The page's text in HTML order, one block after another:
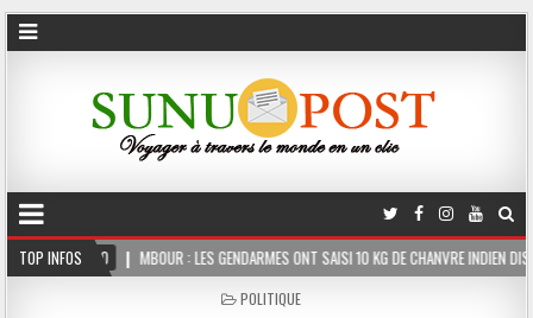
TOP INFOS
: LES GENDARMES ONT SAISI 10 KG DE CHANVRE INDIEN DISSIMULÉS DANS LE COFFRE
POSTED
POLITIQUE